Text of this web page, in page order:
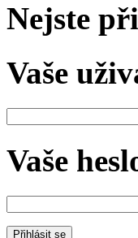
Nejste
Vaše
Vaše